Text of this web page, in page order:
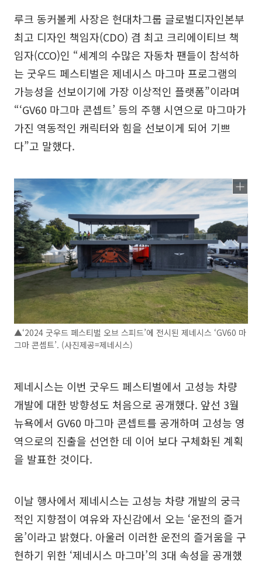
루크 동커볼케 사장은 현대차그룹 글로벌디자인본부
최고 디자인 책임자(CDO) 겸 최고 크리에이티브 책
임자(CCO)인 “세계의 수많은 자동차 팬들이 참석하
는 굿우드 페스티벌은 제네시스 마그마 프로그램의
가능성을 선보이기에 가장 이상적인 플랫폼”이라며
“‘GV60 마그마 콘셉트’ 등의 주행 시연으로 마그마가
가진 역동적인 캐릭터와 힘을 선보이게 되어 기쁘
다”고 말했다.
▲‘2024 굿우드 페스티벌 오브 스피드’에 전시된 제네시스 ‘GV60 마
그마 콘셉트’. (사진제공=제네시스)
제네시스는 이번 굿우드 페스티벌에서 고성능 차량
개발에 대한 방향성도 처음으로 공개했다. 앞선 3월
뉴욕에서 GV60 마그마 콘셉트를 공개하며 고성능 영
역으로의 진출을 선언한 데 이어 보다 구체화된 계획
을 발표한 것이다.
이날 행사에서 제네시스는 고성능 차량 개발의 궁극
적인 지향점이 여유와 자신감에서 오는 ‘운전의 즐거
움’이라고 밝혔다. 아울러 이러한 운전의 즐거움을 구
현하기 위한 ‘제네시스 마그마’의 3대 속성을 공개했